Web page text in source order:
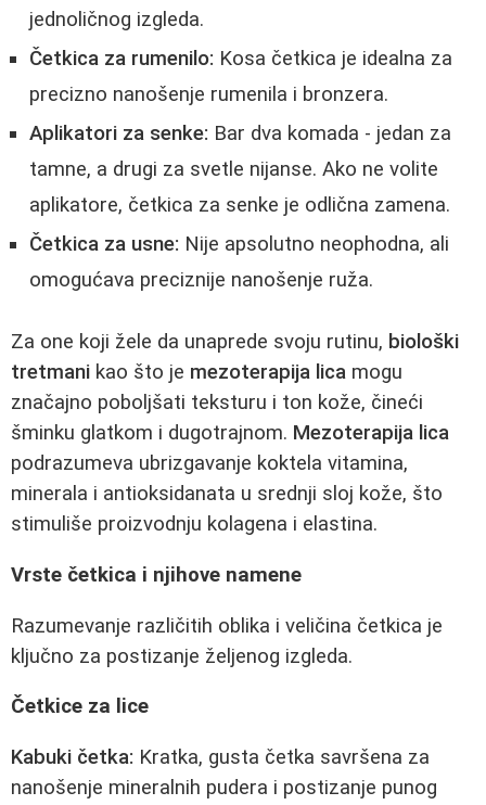
jednoličnog izgleda.
Četkica za rumenilo: Kosa četkica je idealna za
precizno nanošenje rumenila i bronzera.
Aplikatori za senke: Bar dva komada - jedan za
tamne, a drugi za svetle nijanse. Ako ne volite
aplikatore, četkica za senke je odlična zamena.
Četkica za usne: Nije apsolutno neophodna, ali
omogućava preciznije nanošenje ruža.
Za one koji žele da unaprede svoju rutinu, biološki
tretmani kao što je mezoterapija lica mogu
značajno poboljšati teksturu i ton kože, čineći
šminku glatkom i dugotrajnom. Mezoterapija lica
podrazumeva ubrizgavanje koktela vitamina,
minerala i antioksidanata u srednji sloj kože, što
stimuliše proizvodnju kolagena i elastina.
Vrste četkica i njihove namene
Razumevanje različitih oblika i veličina četkica je
ključno za postizanje željenog izgleda.
Četkice za lice
Kabuki četka: Kratka, gusta četka savršena za
nanošenje mineralnih pudera i postizanje punog